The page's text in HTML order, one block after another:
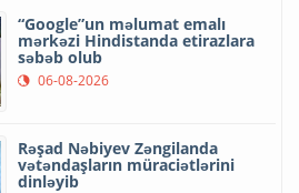
“Google”un məlumat emalı
mərkəzi Hindistanda etirazlara
səbəb olub
06-08-2026
Rəşad Nəbiyev Zəngilanda
vətəndaşların müraciətlərini
dinləyib